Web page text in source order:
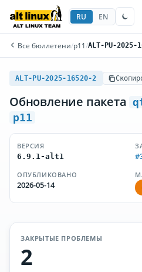
RU EN
Все бюллетени/p11 /ALT-PU-2025-
ALT-PU-2025-16520-2
Обновление пакета
p11
ВЕРСИЯ
6.9.1-alt1
ОПУБЛИКОВАНО
2026-05-14
ЗАКРЫТЫЕ ПРОБЛЕМЫ
2